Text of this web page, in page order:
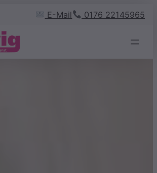
E-Mail 0176 22145965